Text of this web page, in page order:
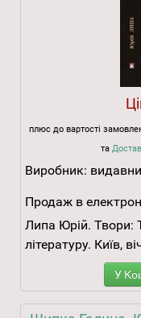
плюс до вартості
та
Виробник:
Продаж в
Липа Юрій. Твори:
літературу. Київ,
У